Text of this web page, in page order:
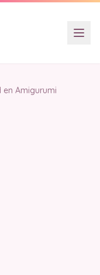
en Amigurumi